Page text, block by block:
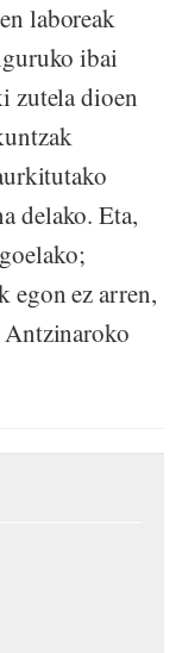
laboreak
ibai
zutela dioen
delako. Eta,
egon ez arren,